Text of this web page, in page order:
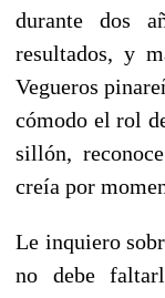
durante dos
resultados, y
Vegueros
cómodo el rol
sillón,
creía por
Le inquiero
no debe